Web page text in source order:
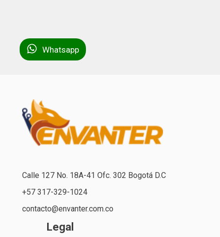
Whatsapp
Calle 127 No. 18A-41 Ofc. 302 Bogotá D.C
+57 317-329-1024
contacto@envanter.com.co
Legal